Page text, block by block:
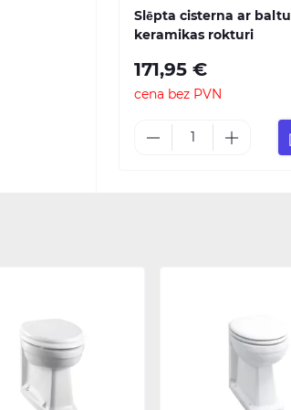
Slēpta cisterna ar baltu
keramikas rokturi
171,95 €
cena bez PVN